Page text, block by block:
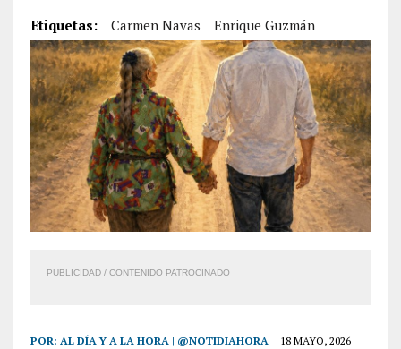
Etiquetas: Carmen Navas Enrique Guzmán
PUBLICIDAD / CONTENIDO PATROCINADO
POR: AL DÍA Y A LA HORA | @NOTIDIAHORA 18 MAYO, 2026